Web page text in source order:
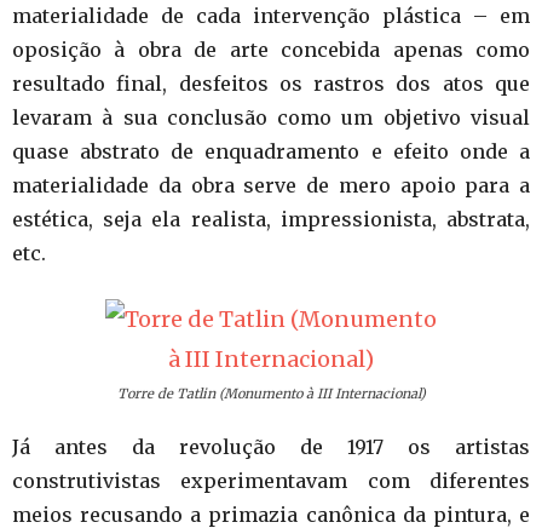
materialidade de cada intervenção plástica – em
oposição à obra de arte concebida apenas como
resultado final, desfeitos os rastros dos atos que
levaram à sua conclusão como um objetivo visual
quase abstrato de enquadramento e efeito onde a
materialidade da obra serve de mero apoio para a
estética, seja ela realista, impressionista, abstrata,
etc.
Torre de Tatlin (Monumento à III Internacional)
Já antes da revolução de 1917 os artistas
construtivistas experimentavam com diferentes
meios recusando a primazia canônica da pintura, e